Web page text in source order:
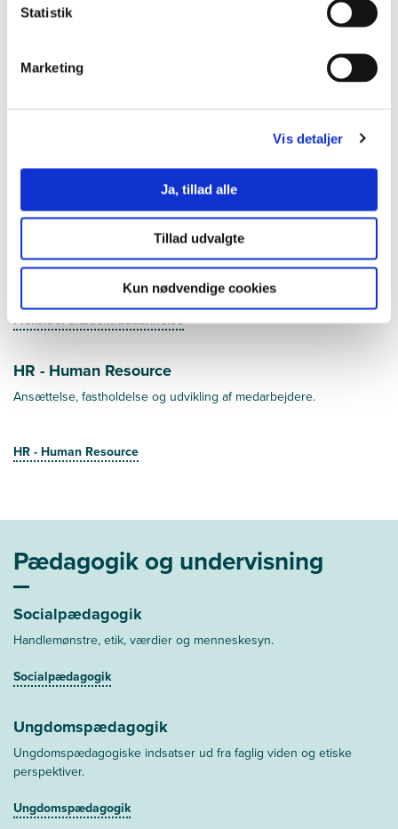
Statistik
Marketing
Vis detaljer
Ja, tillad alle
Tillad udvalgte
Kun nødvendige cookies
Ledelse
Ledelse
Offentlig forvaltning og administration
Fleksibel akademiuddannelse
Sammensætte din egen akademiuddannelse af moduler på tværs af
Fleksibel akademiuddannelse
HR - Human Resource
Ansættelse, fastholdelse og udvikling af medarbejdere.
HR - Human Resource
Pædagogik og undervisning
Socialpædagogik
Handlemønstre, etik, værdier og menneskesyn.
Socialpædagogik
Ungdomspædagogik
Ungdomspædagogiske indsatser ud fra faglig viden og etiske
perspektiver.
Ungdomspædagogik